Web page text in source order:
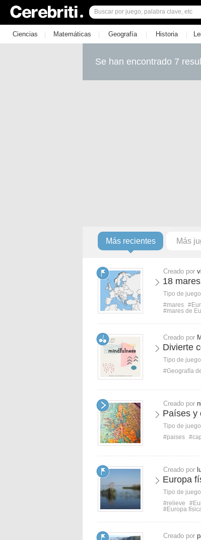
Ciencias | Matemáticas | Geografía | Historia |
Se han encontrado 7
Más recientes Más
Creado por
18
Tipo de
#mares
#mares de
Creado por
Divierte
Tipo de
#Geografía
Creado por
Países y
Tipo de
#paises
Creado por
Europa
Tipo de
#relieve
#Europa
Creado por